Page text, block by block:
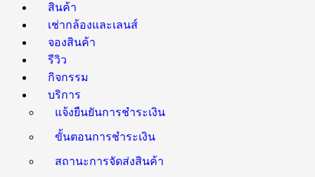
สินค้า
เช่ากล้องและเลนส์
จองสินค้า
รีวิว
กิจกรรม
บริการ
แจ้งยืนยันการชำระเงิน
ขั้นตอนการชำระเงิน
สถานะการจัดส่งสินค้า